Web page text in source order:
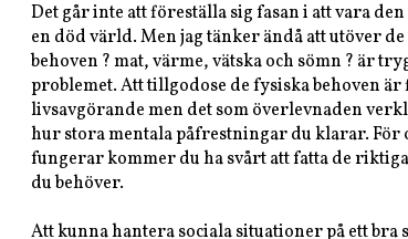
Det går inte att föreställa sig fasan i att vara
en död värld. Men jag tänker ändå att utöver
behoven ? mat, värme, vätska och sömn ? är
problemet. Att tillgodose de fysiska behoven är
livsavgörande men det som överlevnaden
hur stora mentala påfrestningar du klarar. För
fungerar kommer du ha svårt att fatta de
du behöver.
Att kunna hantera sociala situationer på ett bra